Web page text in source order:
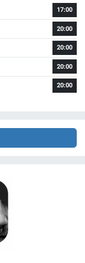
17:00
20:00
20:00
20:00
20:00